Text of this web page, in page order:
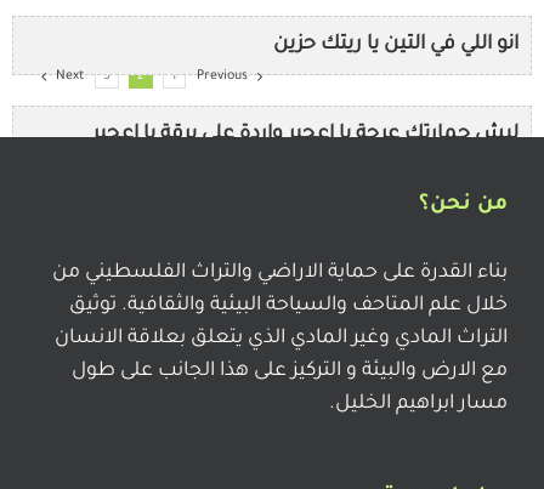
انو اللي في التين يا ريتك حزين
ليش حمارتك عرجة يا اعجير واردة على برقة يا اعجير
يملي خوابينا
رويدة رويدة خذيني للغنم راعي ولارعى غنمك ورددهن
بمقلاعي
Previous
1
2
3
Next
من نحن؟
بناء القدرة على حماية الاراضي والتراث الفلسطيني من
خلال علم المتاحف والسياحة البيئية والثقافية. توثيق
التراث المادي وغير المادي الذي يتعلق بعلاقة الانسان
مع الارض والبيئة و التركيز على هذا الجانب على طول
مسار ابراهيم الخليل.